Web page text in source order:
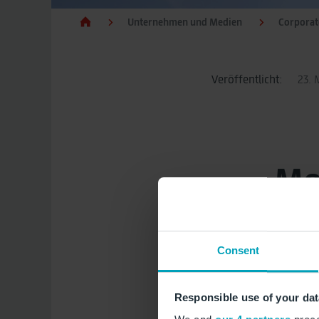
Consent
Responsible use of your
Unternehmen und Medien
Veröffentlicht: 23.
im